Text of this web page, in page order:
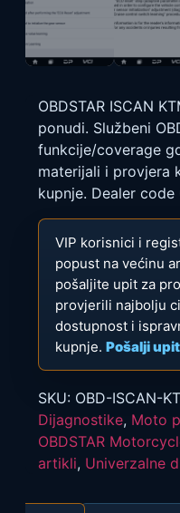
OBDSTAR ISCAN
ponudi. Službeni
funkcije/coverage
materijali i provjera
kupnje. Dealer code
VIP korisnici i
popust na većinu
pošaljite upit za
provjerili najbolju
dostupnost i
kupnje. Pošalji
SKU: OBD-ISCAN-
Dijagnostike, Moto
OBDSTAR
artikli, Univerzalne